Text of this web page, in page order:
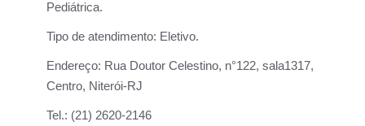
Pediátrica.
Tipo de atendimento: Eletivo.
Endereço: Rua Doutor Celestino, n°122, sala1317,
Centro, Niterói-RJ
Tel.: (21) 2620-2146